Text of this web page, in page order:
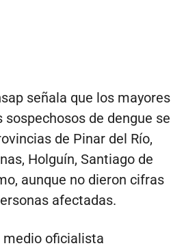
señala que los mayores
sospechosos de dengue se
de Pinar del Río,
Holguín, Santiago de
aunque no dieron cifras
afectadas.
medio oficialista